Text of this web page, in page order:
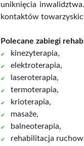
uniknięcia
kontaktów
Polecane zabiegi
kinezyterapia,
elektroterapia,
laseroterapia,
termoterapia,
krioterapia,
masaże,
balneoterapia,
rehabilitacja